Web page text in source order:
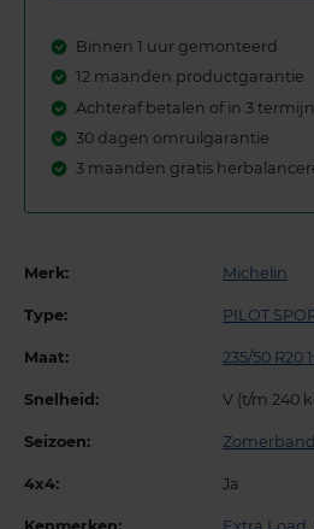
Binnen 1 uur gemonteerd
12 maanden productgarantie
Achteraf betalen of in 3
30 dagen omruilgarantie
3 maanden gratis
Merk: Michelin
Type: PILOT
Maat: 235/50 R20
Snelheid: V (t/m 240
Seizoen:
4x4: Ja